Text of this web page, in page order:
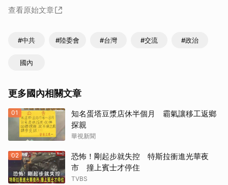
查看原始文章
#中共 #陸委會 #台灣 #交流 #政治
國內
更多國內相關文章
01
知名蛋塔豆漿店休半個月 霸氣讓移工返鄉
探親
華視新聞
02
恐怖！剛起步就失控 特斯拉衝進光華夜
市 撞上賓士才停住
TVBS